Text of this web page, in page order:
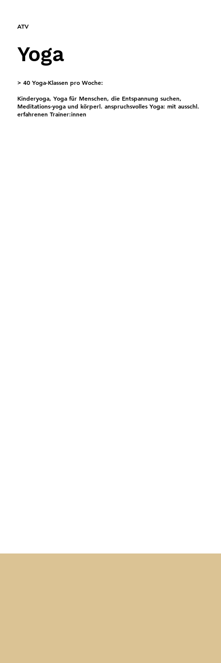
ATV
Yoga
> 40 Yoga-Klassen pro Woche:
Kinderyoga, Yoga für Menschen, die Entspannung suchen,
Meditations-yoga und körperl. anspruchsvolles Yoga: mit ausschl.
erfahrenen Trainer:innen